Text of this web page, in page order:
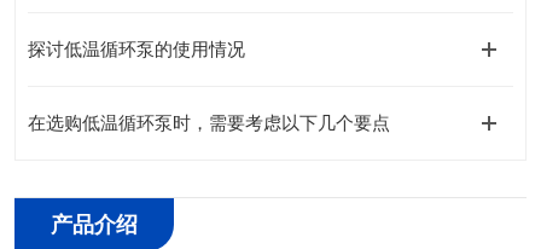
探讨低温循环泵的使用情况
在选购低温循环泵时，需要考虑以下几个要点
产品介绍